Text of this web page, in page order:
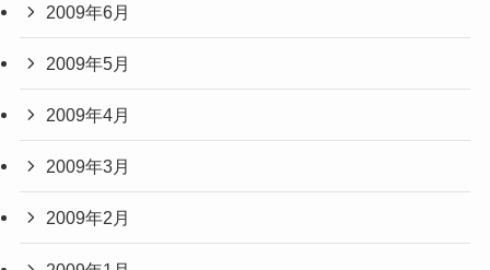
2009年6月
2009年5月
2009年4月
2009年3月
2009年2月